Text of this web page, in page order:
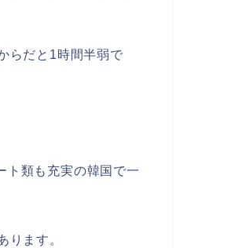
らだと1時間半弱で
ト類も充実の韓国で一
ります。